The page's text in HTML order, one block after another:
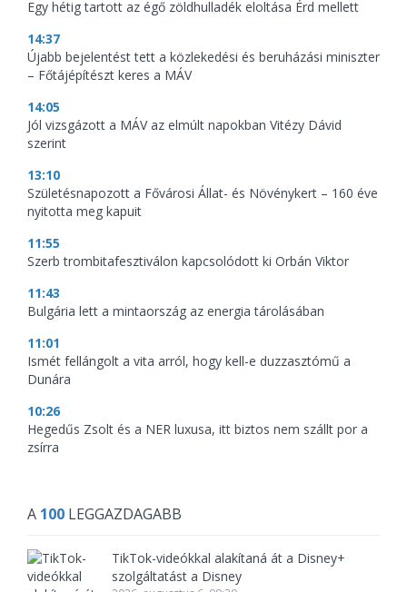
Egy hétig tartott az égő zöldhulladék eloltása Érd mellett
14:37
Újabb bejelentést tett a közlekedési és beruházási miniszter
– Főtájépítészt keres a MÁV
14:05
Jól vizsgázott a MÁV az elmúlt napokban Vitézy Dávid
szerint
13:10
Születésnapozott a Fővárosi Állat- és Növénykert – 160 éve
nyitotta meg kapuit
11:55
Szerb trombitafesztiválon kapcsolódott ki Orbán Viktor
11:43
Bulgária lett a mintaország az energia tárolásában
11:01
Ismét fellángolt a vita arról, hogy kell-e duzzasztómű a
Dunára
10:26
Hegedűs Zsolt és a NER luxusa, itt biztos nem szállt por a
zsírra
A 100 LEGGAZDAGABB
TikTok-videókkal alakítaná át a Disney+
szolgáltatást a Disney